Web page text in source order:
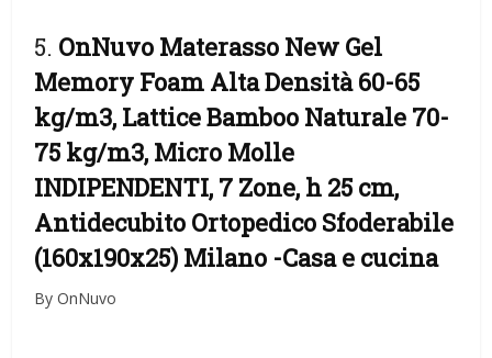
5. OnNuvo Materasso New Gel
Memory Foam Alta Densità 60-65
kg/m3, Lattice Bamboo Naturale 70-
75 kg/m3, Micro Molle
INDIPENDENTI, 7 Zone, h 25 cm,
Antidecubito Ortopedico Sfoderabile
(160x190x25) Milano -Casa e cucina
By OnNuvo